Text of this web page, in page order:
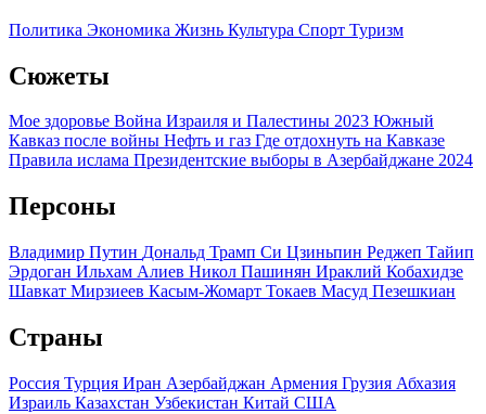
Политика Экономика Жизнь Культура Спорт Туризм
Сюжеты
Мое здоровье Война Израиля и Палестины 2023 Южный
Кавказ после войны Нефть и газ Где отдохнуть на Кавказе
Правила ислама Президентские выборы в Азербайджане 2024
Персоны
Владимир Путин Дональд Трамп Си Цзиньпин Реджеп Тайип
Эрдоган Ильхам Алиев Никол Пашинян Ираклий Кобахидзе
Шавкат Мирзиеев Касым-Жомарт Токаев Масуд Пезешкиан
Страны
Россия Турция Иран Азербайджан Армения Грузия Абхазия
Израиль Казахстан Узбекистан Китай США